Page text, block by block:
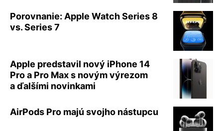
Porovnanie: Apple Watch Series 8
vs. Series 7
Apple predstavil nový iPhone 14
Pro a Pro Max s novým výrezom
a ďalšími novinkami
AirPods Pro majú svojho nástupcu